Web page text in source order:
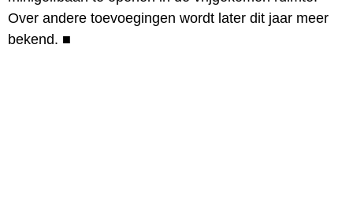
Over andere toevoegingen wordt later dit jaar meer
bekend. ■